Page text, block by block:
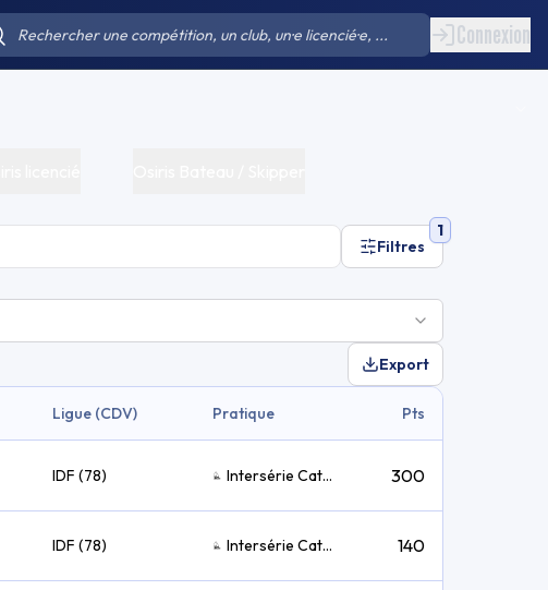
Connexion
Filtres
1
Export
Ligue (CDV) Pratique Pts
IDF (78) Intersérie Catamaran TEMPS COMPENSE 300
IDF (78) Intersérie Catamaran TEMPS COMPENSE 140